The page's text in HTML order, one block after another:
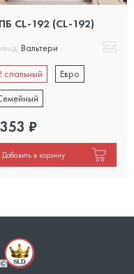
CL-192 (CL-192)
Вальтери
спальный
Евро
₽
Добавить в корзину